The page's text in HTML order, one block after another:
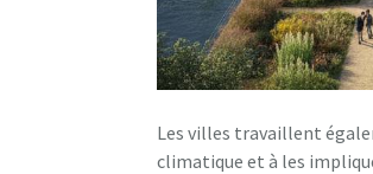
Les villes travaillent
climatique et à les